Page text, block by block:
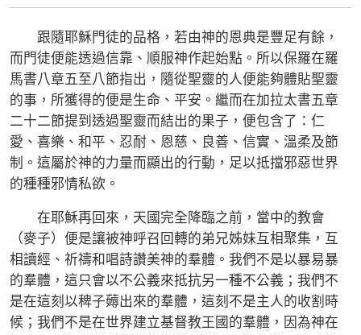
跟隨耶穌門徒的品格，若由神的恩典是豐足有餘，
而門徒便能透過信靠、順服神作起始點。所以保羅在羅
馬書八章五至八節指出，隨從聖靈的人便能夠體貼聖靈
的事，所獲得的便是生命、平安。繼而在加拉太書五章
二十二節提到透過聖靈而結出的果子，便包含了：仁
愛、喜樂、和平、忍耐、恩慈、良善、信實、溫柔及節
制。這屬於神的力量而顯出的行動，足以抵擋邪惡世界
的種種邪情私欲。
在耶穌再回來，天國完全降臨之前，當中的教會
（麥子）便是讓被神呼召回轉的弟兄姊妹互相聚集，互
相讀經、祈禱和唱詩讚美神的羣體。我們不是以暴易暴
的羣體，這只會以不公義來抵抗另一種不公義；我們不
是在這刻以稗子薅出來的羣體，這刻不是主人的收割時
候；我們不是在世界建立基督教王國的羣體，因為神在